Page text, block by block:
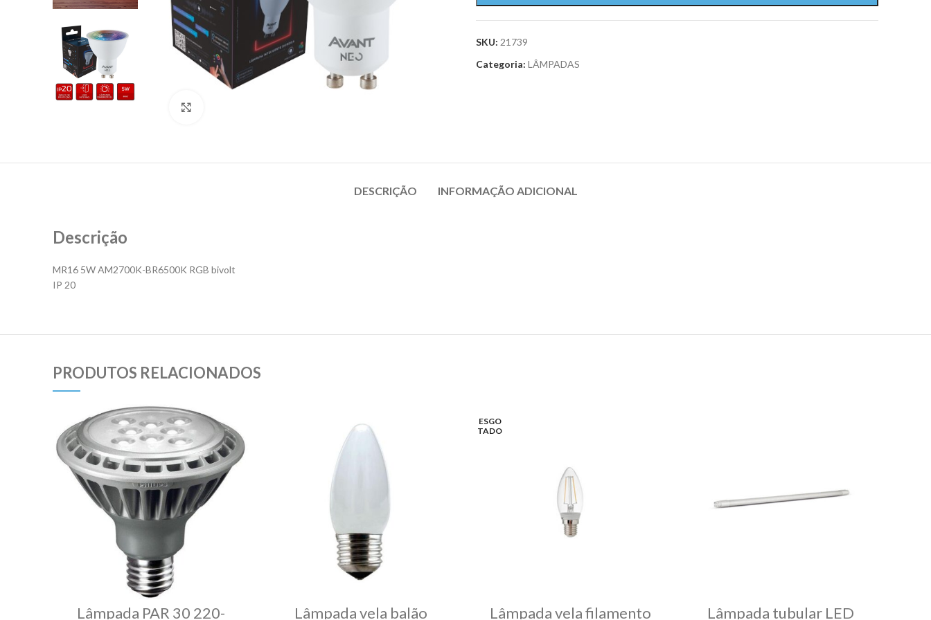
SKU: 21739
Categoria: LÂMPADAS
DESCRIÇÃO INFORMAÇÃO ADICIONAL
Descrição
MR16 5W AM2700K-BR6500K RGB bivolt
IP 20
PRODUTOS RELACIONADOS
Lâmpada PAR 30 220- Lâmpada vela balão
ESGO
TADO
Lâmpada vela filamento Lâmpada tubular LED